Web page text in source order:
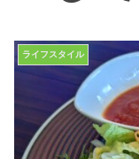
ライフスタイル